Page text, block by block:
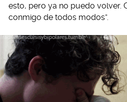
esto, pero ya no puedo volver.
conmigo de todos modos”.